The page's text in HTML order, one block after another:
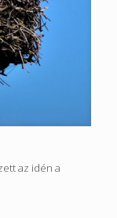
az idén a